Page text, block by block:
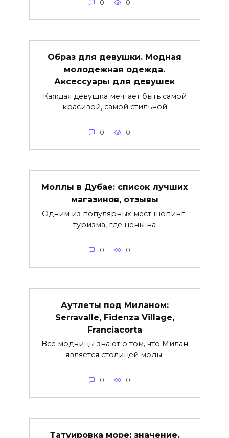
0 0
Образ для девушки. Модная
молодежная одежда.
Аксессуары для девушек
Каждая девушка мечтает быть самой
красивой, самой стильной
0 0
Моллы в Дубае: список лучших
магазинов, отзывы
Одним из популярных мест шопинг-
туризма, где цены на
0 0
Аутлеты под Миланом:
Serravalle, Fidenza Village,
Franciacorta
Все модницы знают о том, что Милан
является столицей моды.
0 0
Татуировка море: значение,